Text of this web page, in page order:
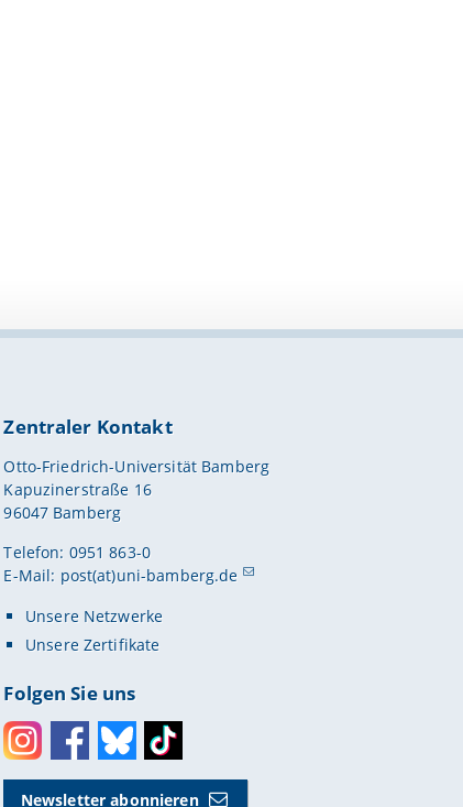
Zentraler Kontakt
Otto-Friedrich-Universität Bamberg
Kapuzinerstraße 16
96047 Bamberg
Telefon: 0951 863-0
E-Mail: post(at)uni-bamberg.de
Unsere Netzwerke
Unsere Zertifikate
Folgen Sie uns
InstagramFacebookBlueskyToktok
Newsletter abonnieren